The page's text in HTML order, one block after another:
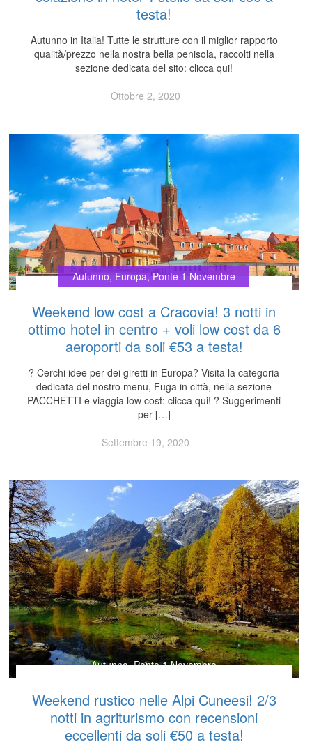
testa!
Autunno in Italia! Tutte le strutture con il miglior rapporto
qualità/prezzo nella nostra bella penisola, raccolti nella
sezione dedicata del sito: clicca qui!
Ottobre 2, 2020
Autunno, Europa,Ponte 1 Novembre
Weekend low cost a Cracovia! 3 notti in
ottimo hotel in centro + voli low cost da 6
aeroporti da soli €53 a testa!
? Cerchi idee per dei giretti in Europa? Visita la categoria
dedicata del nostro menu, Fuga in città, nella sezione
PACCHETTI e viaggia low cost: clicca qui! ? Suggerimenti
per […]
Settembre 19, 2020
Autunno,Ponte 1 Novembre
Weekend rustico nelle Alpi Cuneesi! 2/3
notti in agriturismo con recensioni
eccellenti da soli €50 a testa!